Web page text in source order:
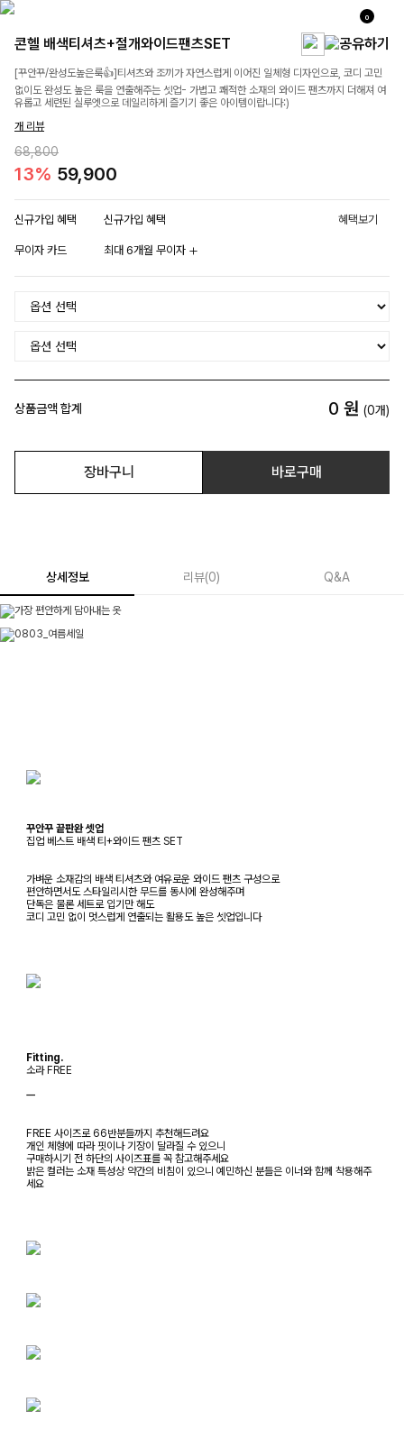
0
콘헬 배색티셔츠+절개와이드팬츠SET
[꾸안꾸/완성도높은룩👍]티셔츠와 조끼가 자연스럽게 이어진 일체형 디자인으로, 코디 고민
없이도 완성도 높은 룩을 연출해주는 셋업- 가볍고 쾌적한 소재의 와이드 팬츠까지 더해져 여
유롭고 세련된 실루엣으로 데일리하게 즐기기 좋은 아이템이랍니다:)
개 리뷰
68,800
13% 59,900
신규가입 혜택 신규가입 혜택 혜택보기
무이자 카드 최대 6개월 무이자
상품금액 합계 0 원 (0개)
장바구니 바로구매
상세정보 리뷰(0) Q&A
꾸안꾸 끝판완 셋업
집업 베스트 배색 티+와이드 팬츠 SET
가벼운 소재감의 배색 티셔츠와 여유로운 와이드 팬츠 구성으로
편안하면서도 스타일리시한 무드를 동시에 완성해주며
단독은 물론 세트로 입기만 해도
코디 고민 없이 멋스럽게 연출되는 활용도 높은 셋업입니다
Fitting.
소라 FREE
ㅡ
FREE 사이즈로 66반분들까지 추천해드려요
개인 체형에 따라 핏이나 기장이 달라질 수 있으니
구매하시기 전 하단의 사이즈표를 꼭 참고해주세요
밝은 컬러는 소재 특성상 약간의 비침이 있으니 예민하신 분들은 이너와 함께 착용해주
세요